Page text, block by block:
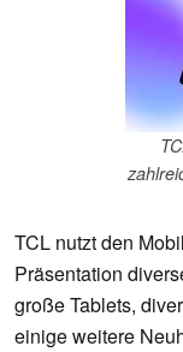
TCL nutzt den
Präsentation
große Tablets,
einige weitere